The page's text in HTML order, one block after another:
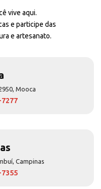
vive aqui.
e participe das
e artesanato.
Mooca
7277
Campinas
7355